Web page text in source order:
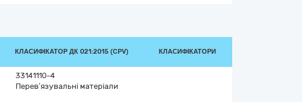
КЛАСИФІКАТОР ДК 021:2015 (CPV) КЛАСИФІКАТОРИ
33141110-4
Перев’язувальні матеріали